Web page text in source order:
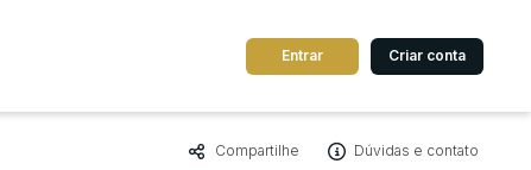
Cidade
Entrar Criar conta
Compartilhe Dúvidas e contato